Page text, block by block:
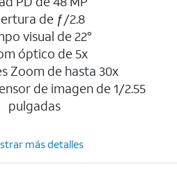
de ƒ/2.8
visual de 22°
óptico de 5x
Zoom de hasta 30x
de imagen de 1/2.55
pulgadas
más detalles